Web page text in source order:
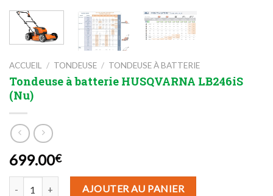
ACCUEIL / TONDEUSE / TONDEUSE À BATTERIE
Tondeuse à batterie HUSQVARNA LB246iS
(Nu)
699.00€
AJOUTER AU PANIER